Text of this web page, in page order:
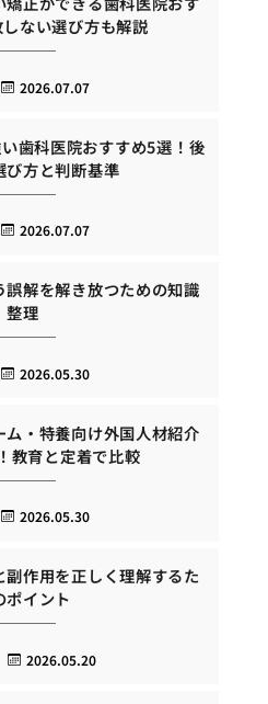
ない選び方も解説
2026.07.07
歯科医院おすすめ5選！後
び方と判断基準
2026.07.07
解を解き放つための知識
整理
2026.05.30
・特養向け外国人材紹介
教育と定着で比較
2026.05.30
作用を正しく理解するた
ポイント
2026.05.20